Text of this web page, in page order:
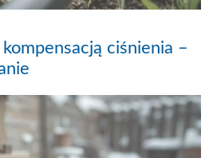
ciśnienia –